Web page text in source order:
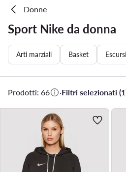
Donne
Sport Nike da donna
Arti marziali Basket
Prodotti: 66 ·Filtri selezionati